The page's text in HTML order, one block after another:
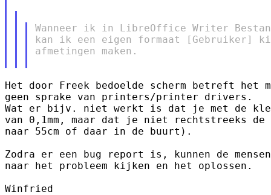
Wanneer ik in LibreOffice Writer
kan ik een eigen formaat [Gebruiker]
afmetingen maken.
Het door Freek bedoelde scherm betreft
geen sprake van printers/printer drivers.
Wat er bijv. niet werkt is dat je met de
van 0,1mm, maar dat je niet rechtstreeks
naar 55cm of daar in de buurt).
Zodra er een bug report is, kunnen de
naar het probleem kijken en het oplossen.
Winfried